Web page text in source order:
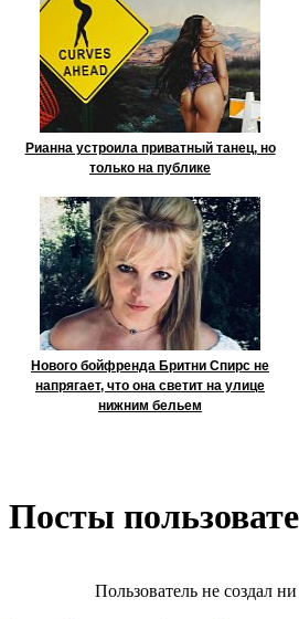
Рианна устроила приватный танец, но
только на публике
Нового бойфренда Бритни Спирс не
напрягает, что она светит на улице
нижним бельем
Посты
Пользователь не создал